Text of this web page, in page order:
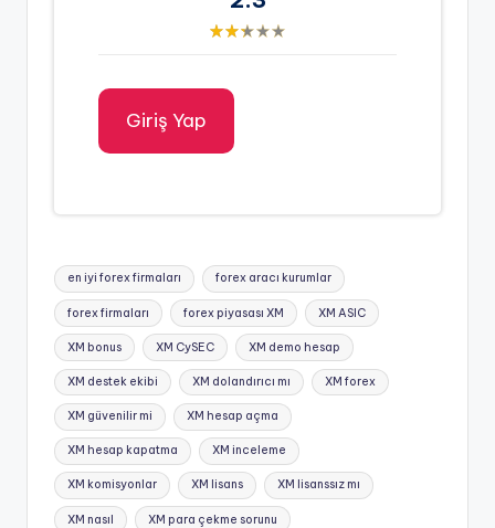
Giriş Yap
Tags:
en iyi forex firmaları forex aracı kurumlar
forex firmaları forex piyasası XM XM ASIC
XM bonus XM CySEC XM demo hesap
XM destek ekibi XM dolandırıcı mı XM forex
XM güvenilir mi XM hesap açma
XM hesap kapatma XM inceleme
XM komisyonlar XM lisans XM lisanssız mı
XM nasıl XM para çekme sorunu